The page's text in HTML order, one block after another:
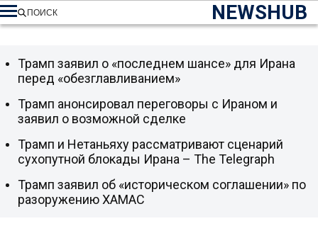
NEWSHUB
ПОИСК
Трамп заявил о «последнем шансе» для Ирана
перед «обезглавливанием»
Трамп анонсировал переговоры с Ираном и
заявил о возможной сделке
Трамп и Нетаньяху рассматривают сценарий
сухопутной блокады Ирана – The Telegraph
Трамп заявил об «историческом соглашении» по
разоружению ХАМАС